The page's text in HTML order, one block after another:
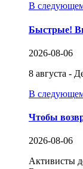
В
Быстрые!
2026-08-06
8 августа -
В
Чтобы
2026-08-06
Активисты